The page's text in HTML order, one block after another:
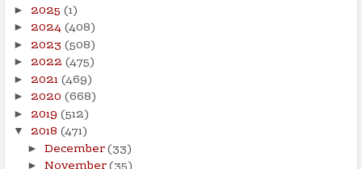
► 2025 (1)
► 2024(408)
► 2023 (508)
► 2022 (475)
► 2021(469)
► 2020 (668)
► 2019 (512)
▼ 2018 (471)
► December(33)
►